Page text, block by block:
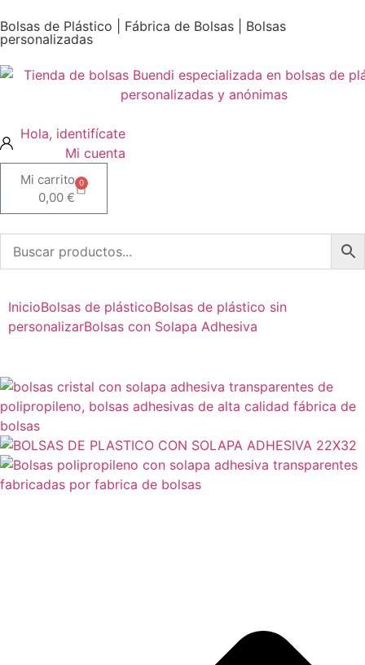
Bolsas de Plástico | Fábrica de Bolsas | Bolsas
personalizadas
Mi cuenta
0,00 €
0
InicioBolsas de plásticoBolsas de plástico sin
personalizarBolsas con Solapa Adhesiva